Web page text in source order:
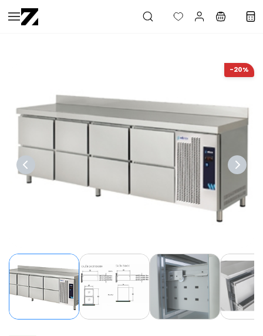
Saltar al
contenido
-20%